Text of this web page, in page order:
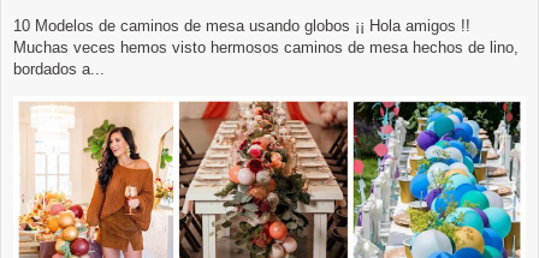
10 Modelos de caminos de mesa usando globos ¡¡ Hola amigos !!
Muchas veces hemos visto hermosos caminos de mesa hechos de lino,
bordados a...